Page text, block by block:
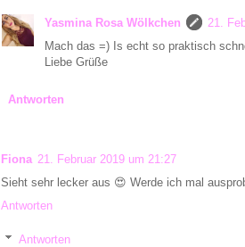
Yasmina Rosa Wölkchen
21.
Mach das =) Is echt so praktisch
Liebe Grüße
Antworten
Fiona 21. Februar 2019 um 21:27
Sieht sehr lecker aus 😍 Werde ich mal
Antworten
Antworten